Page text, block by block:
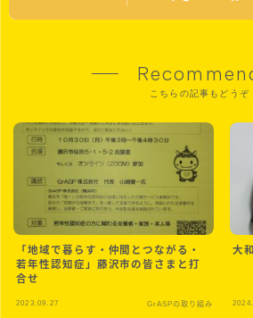
こちらの記事もどうぞ
「地域で暮らす・仲間とつながる・
若年性認知症」藤沢市の皆さまと打
合せ
2023.09.27 GrASPの取り組み
大